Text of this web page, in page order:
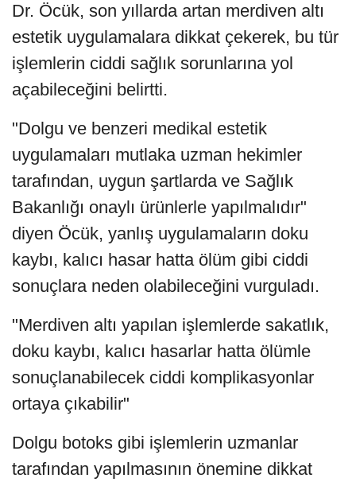
Dr. Öcük, son yıllarda artan merdiven altı
estetik uygulamalara dikkat çekerek, bu tür
işlemlerin ciddi sağlık sorunlarına yol
açabileceğini belirtti.
"Dolgu ve benzeri medikal estetik
uygulamaları mutlaka uzman hekimler
tarafından, uygun şartlarda ve Sağlık
Bakanlığı onaylı ürünlerle yapılmalıdır"
diyen Öcük, yanlış uygulamaların doku
kaybı, kalıcı hasar hatta ölüm gibi ciddi
sonuçlara neden olabileceğini vurguladı.
"Merdiven altı yapılan işlemlerde sakatlık,
doku kaybı, kalıcı hasarlar hatta ölümle
sonuçlanabilecek ciddi komplikasyonlar
ortaya çıkabilir"
Dolgu botoks gibi işlemlerin uzmanlar
tarafından yapılmasının önemine dikkat